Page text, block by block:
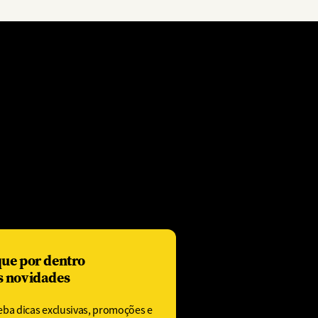
por dentro
novidades
dicas exclusivas, promoções e